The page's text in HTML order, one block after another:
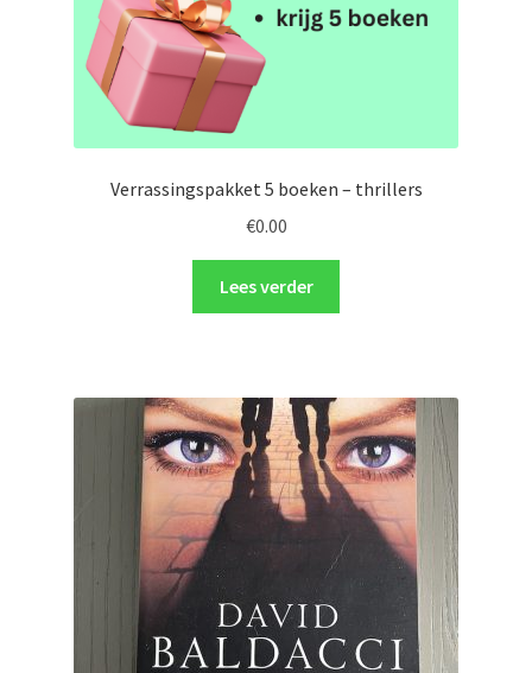
Verrassingspakket 5 boeken – thrillers
€0.00
Lees verder